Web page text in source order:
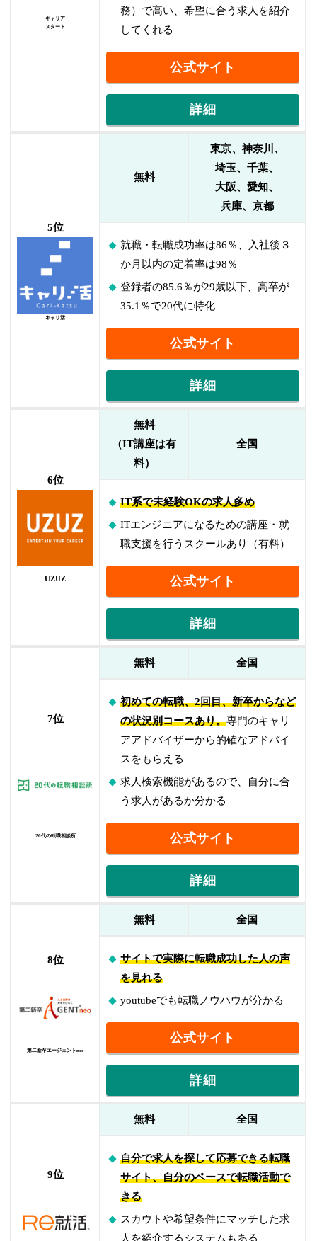
キャリア
スタート
務）で高い、希望に合う求人を紹介
してくれる
公式サイト
詳細
5位
キャリ活
無料
東京、神奈川、
埼玉、千葉、
大阪、愛知、
兵庫、京都
就職・転職成功率は86％、入社後３
か月以内の定着率は98％
登録者の85.6％が29歳以下、高卒が
35.1％で20代に特化
公式サイト
詳細
6位
UZUZ
無料
（IT講座は有
料）
全国
IT系で未経験OKの求人多め
ITエンジニアになるための講座・就
職支援を行うスクールあり（有料）
公式サイト
詳細
7位
20代の転職相談所
無料 全国
初めての転職、2回目、新卒からなど
の状況別コースあり。専門のキャリ
アアドバイザーから的確なアドバイ
スをもらえる
求人検索機能があるので、自分に合
う求人があるか分かる
公式サイト
詳細
8位
第二新卒エージェントneo
無料 全国
サイトで実際に転職成功した人の声
を見れる
youtubeでも転職ノウハウが分かる
公式サイト
詳細
9位
無料 全国
自分で求人を探して応募できる転職
サイト、自分のペースで転職活動で
きる
スカウトや希望条件にマッチした求
人を紹介するシステムもある